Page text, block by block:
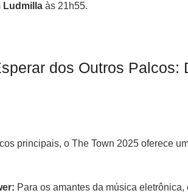
Ludmilla às 21h55.
dos Outros Palcos:
principais, o The Town 2025 oferece
Para os amantes da música